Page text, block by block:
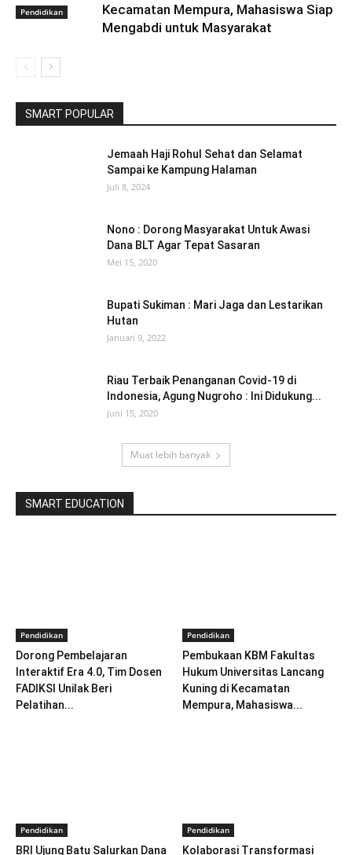
Pendidikan
Kecamatan Mempura, Mahasiswa Siap
Mengabdi untuk Masyarakat
SMART POPULAR
Jemaah Haji Rohul Sehat dan Selamat
Sampai ke Kampung Halaman
Juli 8, 2024
Nono : Dorong Masyarakat Untuk Awasi
Dana BLT Agar Tepat Sasaran
Mei 15, 2020
Bupati Sukiman : Mari Jaga dan Lestarikan
Hutan
Januari 9, 2022
Riau Terbaik Penanganan Covid-19 di
Indonesia, Agung Nugroho : Ini Didukung...
Juni 15, 2020
Muat lebih banyak
SMART EDUCATION
Pendidikan
Dorong Pembelajaran
Interaktif Era 4.0, Tim Dosen
FADIKSI Unilak Beri
Pelatihan...
Pendidikan
Pembukaan KBM Fakultas
Hukum Universitas Lancang
Kuning di Kecamatan
Mempura, Mahasiswa...
Pendidikan
BRI Ujung Batu Salurkan Dana
Pendidikan
Kolaborasi Transformasi